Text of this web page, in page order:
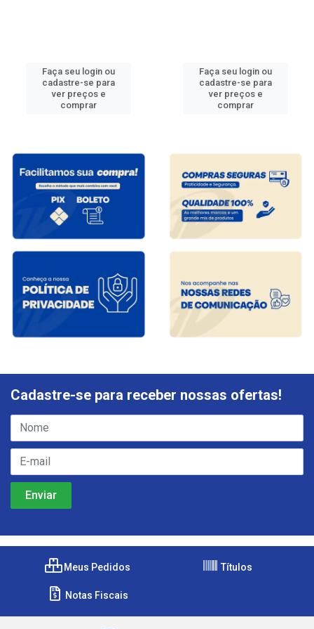
Faça seu login ou
cadastre-se para
ver preços e
comprar
Faça seu login ou
cadastre-se para
ver preços e
comprar
Cadastre-se para receber nossas ofertas!
Meus Pedidos Títulos
Notas Fiscais